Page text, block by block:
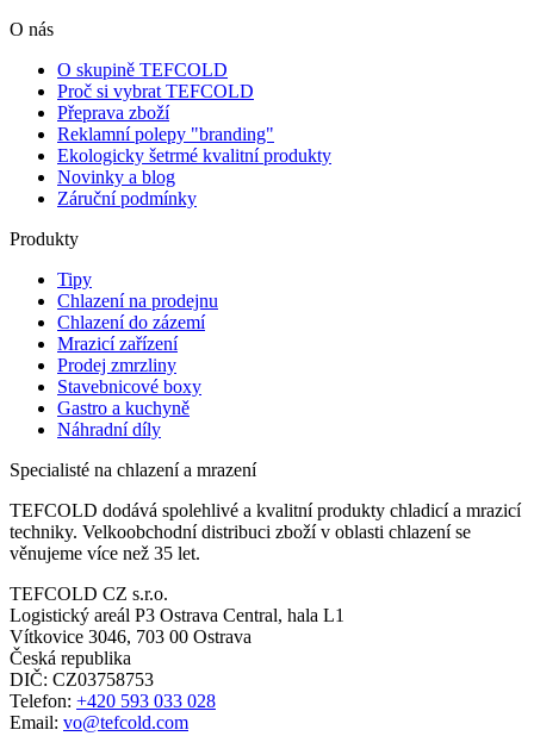
O nás
O skupině TEFCOLD
Proč si vybrat TEFCOLD
Přeprava zboží
Reklamní polepy "branding"
Ekologicky šetrmé kvalitní produkty
Novinky a blog
Záruční podmínky
Produkty
Tipy
Chlazení na prodejnu
Chlazení do zázemí
Mrazicí zařízení
Prodej zmrzliny
Stavebnicové boxy
Gastro a kuchyně
Náhradní díly
Specialisté na chlazení a mrazení
TEFCOLD dodává spolehlivé a kvalitní produkty chladicí a mrazicí
techniky. Velkoobchodní distribuci zboží v oblasti chlazení se
věnujeme více než 35 let.
TEFCOLD CZ s.r.o.
Logistický areál P3 Ostrava Central, hala L1
Vítkovice 3046, 703 00 Ostrava
Česká republika
DIČ: CZ03758753​​​​​​
Telefon: +420 593 033 028
Email: vo@tefcold.com